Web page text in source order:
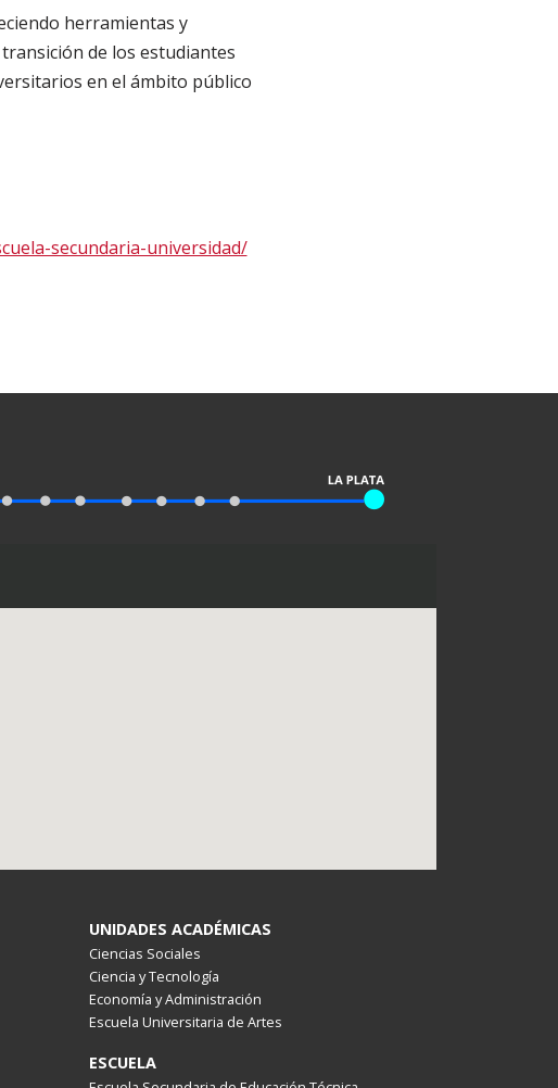
herramientas y
de los estudiantes
en el ámbito público
secundaria-universidad/
UNIDADES ACADÉMICAS
Ciencias Sociales
Ciencia y Tecnología
Economía y Administración
Escuela Universitaria de Artes
ESCUELA